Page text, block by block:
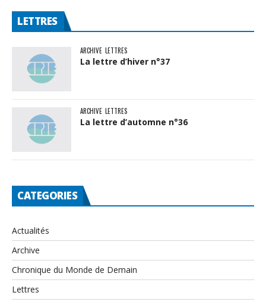
LETTRES
ARCHIVE LETTRES
La lettre d’hiver n°37
ARCHIVE LETTRES
La lettre d’automne n°36
CATEGORIES
Actualités
Archive
Chronique du Monde de Demain
Lettres